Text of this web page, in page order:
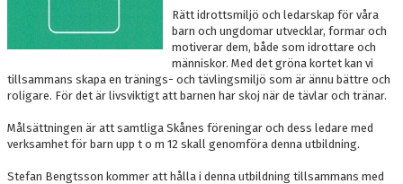
Rätt idrottsmiljö och ledarskap för våra
barn och ungdomar utvecklar, formar och
motiverar dem, både som idrottare och
människor. Med det gröna kortet kan vi
tillsammans skapa en tränings- och tävlingsmiljö som är ännu bättre och
roligare. För det är livsviktigt att barnen har skoj när de tävlar och tränar.
Målsättningen är att samtliga Skånes föreningar och dess ledare med
verksamhet för barn upp t o m 12 skall genomföra denna utbildning.
Stefan Bengtsson kommer att hålla i denna utbildning tillsammans med